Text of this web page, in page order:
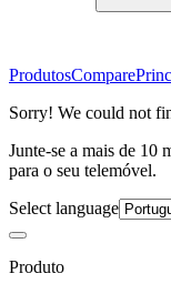
ProdutosCompare
Sorry! We could not
Junte-se a mais de 10
para o seu telemóvel.
Select language
Produto